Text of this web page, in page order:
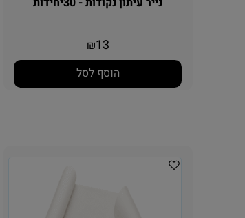
נייר עיתון נקודות - 30יחידות
₪13
הוסף לסל